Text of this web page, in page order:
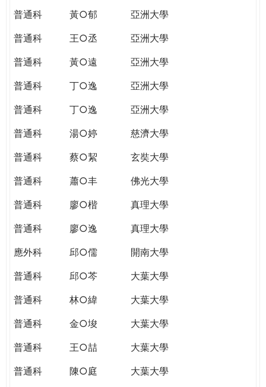
普通科 黃○郁
亞洲大學
普通科
王○丞
亞洲大學
普通科
黃○遠
亞洲大學
普通科
丁○逸
亞洲大學
普通科
丁○逸
亞洲大學
普通科
湯○婷
慈濟大學
普通科
蔡○絜
玄奘大學
普通科
蕭○丰
佛光大學
普通科
廖○楷
真理大學
普通科
廖○逸
真理大學
應外科
邱○儒
開南大學
普通科
邱○芩
大葉大學
普通科
林○緯
大葉大學
普通科
金○埈
大葉大學
普通科
王○喆
大葉大學
普通科
陳○庭
大葉大學